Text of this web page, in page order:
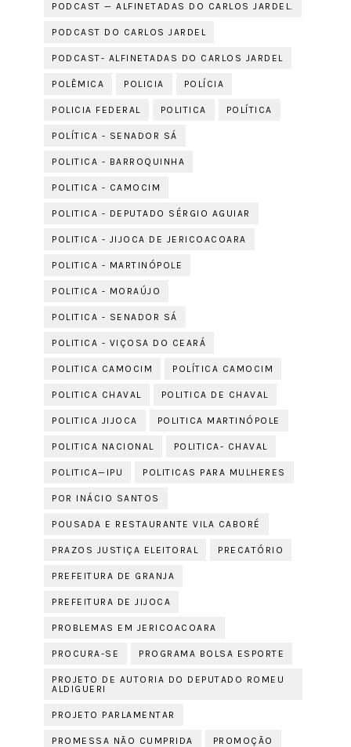
PODCAST — ALFINETADAS DO CARLOS JARDEL.
PODCAST DO CARLOS JARDEL
PODCAST- ALFINETADAS DO CARLOS JARDEL
POLÊMICA POLICIA POLÍCIA
POLICIA FEDERAL POLITICA POLÍTICA
POLÍTICA - SENADOR SÁ
POLITICA - BARROQUINHA
POLITICA - CAMOCIM
POLITICA - DEPUTADO SÉRGIO AGUIAR
POLITICA - JIJOCA DE JERICOACOARA
POLITICA - MARTINÓPOLE
POLITICA - MORAÚJO
POLITICA - SENADOR SÁ
POLITICA - VIÇOSA DO CEARÁ
POLITICA CAMOCIM POLÍTICA CAMOCIM
POLITICA CHAVAL POLITICA DE CHAVAL
POLITICA JIJOCA POLITICA MARTINÓPOLE
POLITICA NACIONAL POLITICA- CHAVAL
POLITICA—IPU POLITICAS PARA MULHERES
POR INÁCIO SANTOS
POUSADA E RESTAURANTE VILA CABORÉ
PRAZOS JUSTIÇA ELEITORAL PRECATÓRIO
PREFEITURA DE GRANJA
PREFEITURA DE JIJOCA
PROBLEMAS EM JERICOACOARA
PROCURA-SE PROGRAMA BOLSA ESPORTE
PROJETO DE AUTORIA DO DEPUTADO ROMEU
ALDIGUERI
PROJETO PARLAMENTAR
PROMESSA NÃO CUMPRIDA PROMOÇÃO